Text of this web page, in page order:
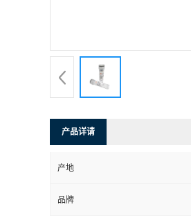
产品详请
产地
品牌